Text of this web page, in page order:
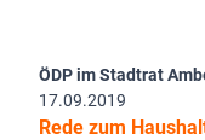
ÖDP im Stadtrat
17.09.2019
Rede zum